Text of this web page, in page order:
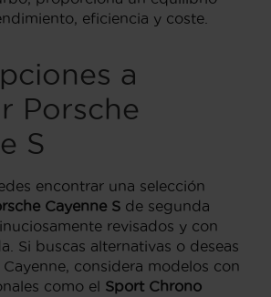
eficiencia y coste.
a
Porsche
S
encontrar una selección
Cayenne S de segunda
revisados y con
Si buscas alternativas o deseas
considera modelos con
como el Sport Chrono